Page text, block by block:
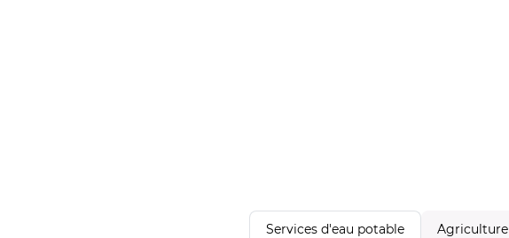
Services d'eau potable Agriculture